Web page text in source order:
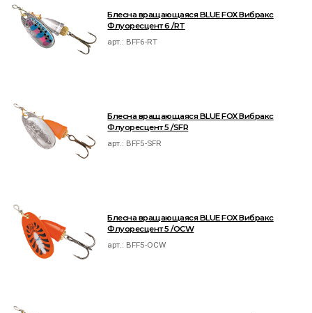
Блесна вращающаяся BLUE FOX Вибракс
Флуоресцент 6 /RT
арт.: BFF6-RT
Блесна вращающаяся BLUE FOX Вибракс
Флуоресцент 5 /SFR
арт.: BFF5-SFR
Блесна вращающаяся BLUE FOX Вибракс
Флуоресцент 5 /OCW
арт.: BFF5-OCW